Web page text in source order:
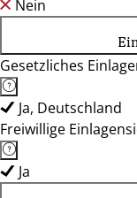
Nein
Gesetzliches
Ja, Deutschland
Freiwillige
Ja